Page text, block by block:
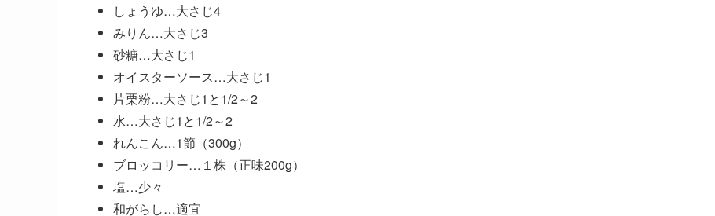
しょうゆ…大さじ4
みりん…大さじ3
砂糖…大さじ1
オイスターソース…大さじ1
片栗粉…大さじ1と1/2～2
水…大さじ1と1/2～2
れんこん…1節（300g）
ブロッコリー…１株（正味200g）
塩…少々
和がらし…適宜